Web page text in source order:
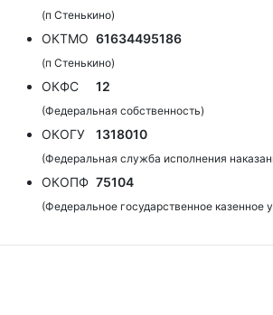
(п Стенькино)
ОКТМО 61634495186
(п Стенькино)
ОКФС 12
(Федеральная собственность)
ОКОГУ 1318010
(Федеральная служба исполнения
ОКОПФ 75104
(Федеральное государственное казенное